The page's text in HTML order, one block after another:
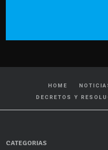
HOME
DECRETOS Y
CATEGORIAS